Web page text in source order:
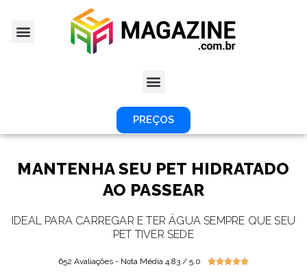
PREÇOS
MANTENHA SEU PET HIDRATADO
AO PASSEAR
IDEAL PARA CARREGAR E TER ÁGUA SEMPRE QUE SEU
PET TIVER SEDE
652 Avaliações - Nota Média 4.83 / 5.0 